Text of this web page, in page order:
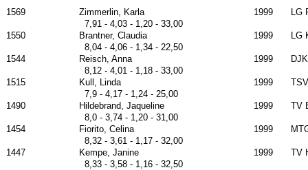
1569 Zimmerlin, Karla 1999
LG
7,91 - 4,03 - 1,20 - 33,00
1550
Brantner, Claudia 1999
LG
8,04 - 4,06 - 1,34 - 22,50
1544
Reisch, Anna 1999
8,12 - 4,01 - 1,18 - 33,00
1515
Kull, Linda 1999
7,9 - 4,17 - 1,24 - 25,00
1490
Hildebrand, Jaqueline 1999
TV
8,0 - 3,74 - 1,20 - 31,00
1454
Fiorito, Celina 1999
8,32 - 3,61 - 1,17 - 32,00
1447
Kempe, Janine 1999
TV
8,33 - 3,58 - 1,16 - 32,50